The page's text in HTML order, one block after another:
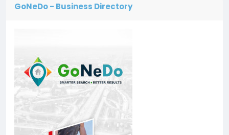
GoNeDo - Business Directory